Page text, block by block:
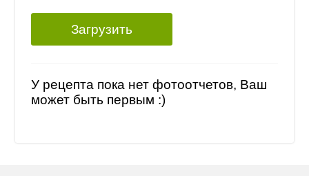
Загрузить
У рецепта пока нет фотоотчетов, Ваш
может быть первым :)